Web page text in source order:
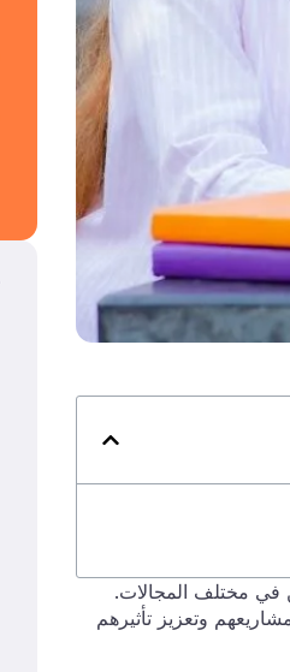
في مختلف المجالات.
وتعزيز تأثيرهم